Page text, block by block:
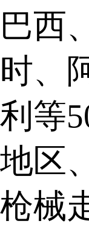
巴西
时、
利等
地区
枪械